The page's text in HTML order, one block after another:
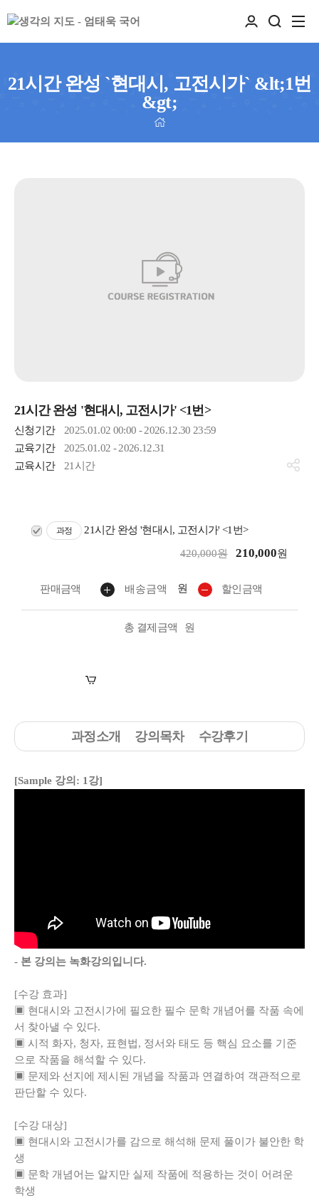
21시간 완성 `현대시, 고전시가` &lt;1번
&gt;
21시간 완성 '현대시, 고전시가' <1번>
신청기간
2025.01.02 00:00 - 2026.12.30 23:59
교육기간
2025.01.02 - 2026.12.31
교육시간
21시간
과정 21시간 완성 '현대시, 고전시가' <1번>
420,000원 210,000원
판매금액 배송금액 원 할인금액
총 결제금액 원
과정소개 강의목차 수강후기
[Sample 강의: 1강]
- 본 강의는 녹화강의입니다.
[수강 효과]
▣ 현대시와 고전시가에 필요한 필수 문학 개념어를 작품 속에
서 찾아낼 수 있다.
▣ 시적 화자, 청자, 표현법, 정서와 태도 등 핵심 요소를 기준
으로 작품을 해석할 수 있다.
▣ 문제와 선지에 제시된 개념을 작품과 연결하여 객관적으로
판단할 수 있다.
[수강 대상]
▣ 현대시와 고전시가를 감으로 해석해 문제 풀이가 불안한 학
생
▣ 문학 개념어는 알지만 실제 작품에 적용하는 것이 어려운
학생